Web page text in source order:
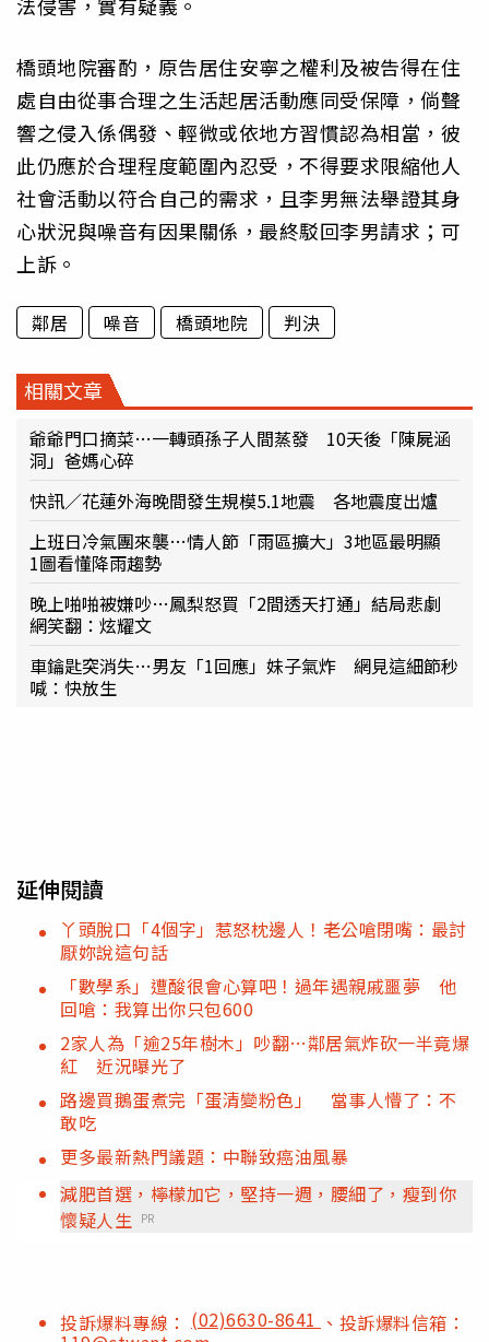
橋頭地院審酌，原告居住安寧之權利及被告得在住
處自由從事合理之生活起居活動應同受保障，倘聲
響之侵入係偶發、輕微或依地方習慣認為相當，彼
此仍應於合理程度範圍內忍受，不得要求限縮他人
社會活動以符合自己的需求，且李男無法舉證其身
心狀況與噪音有因果關係，最終駁回李男請求；可
上訴。
鄰居 噪音 橋頭地院 判決
相關文章
爺爺門口摘菜…一轉頭孫子人間蒸發 10天後「陳屍涵
洞」爸媽心碎
快訊／花蓮外海晚間發生規模5.1地震 各地震度出爐
上班日冷氣團來襲…情人節「雨區擴大」3地區最明顯
1圖看懂降雨趨勢
晚上啪啪被嫌吵…鳳梨怒買「2間透天打通」結局悲劇
網笑翻：炫耀文
車鑰匙突消失…男友「1回應」妹子氣炸 網見這細節秒
喊：快放生
延伸閱讀
丫頭脫口「4個字」惹怒枕邊人！老公嗆閉嘴：最討
厭妳說這句話
「數學系」遭酸很會心算吧！過年遇親戚噩夢 他
回嗆：我算出你只包600
2家人為「逾25年樹木」吵翻…鄰居氣炸砍一半竟爆
紅 近況曝光了
路邊買鵝蛋煮完「蛋清變粉色」 當事人懵了：不
敢吃
更多最新熱門議題：中聯致癌油風暴
減肥首選，檸檬加它，堅持一週，腰細了，瘦到你
懷疑人生
PR
投訴爆料專線： (02)6630-8641 、投訴爆料信箱：